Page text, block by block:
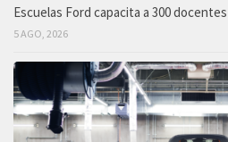
Escuelas Ford capacita a 300
5 AGO, 2026